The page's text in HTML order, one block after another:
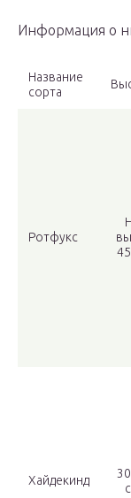
Информация о
Название
сорта
Ротфукс
Хайдекинд